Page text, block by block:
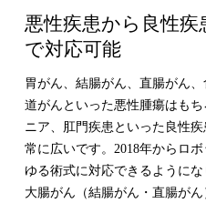
悪性疾患から良性
で対応可能
胃がん、結腸がん、直腸がん
道がんといった悪性腫瘍はも
ニア、肛門疾患といった良性
常に広いです。2018年からロ
ゆる術式に対応できるように
大腸がん（結腸がん・直腸が